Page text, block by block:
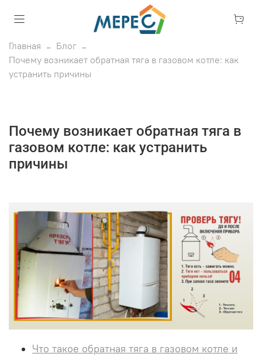
Главная
Блог
Почему возникает обратная тяга в газовом котле: как
устранить причины
Почему возникает обратная тяга в
газовом котле: как устранить
причины
Что такое обратная тяга в газовом котле и